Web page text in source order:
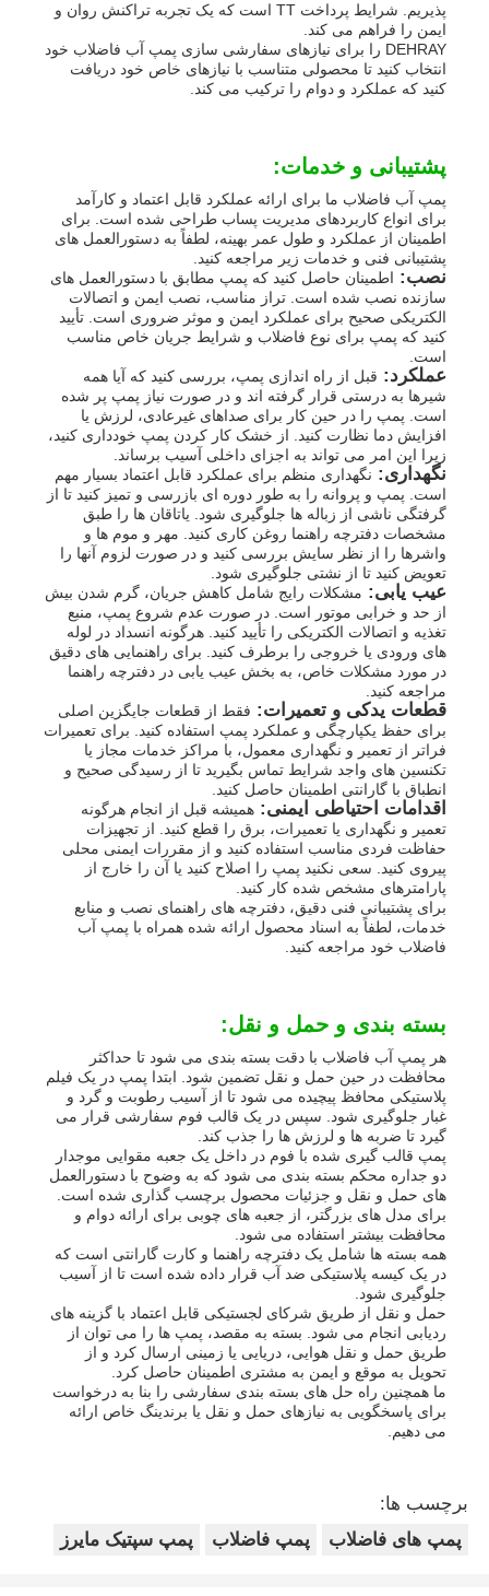
پذیریم. شرایط پرداخت TT است که یک تجربه تراکنش روان و
ایمن را فراهم می کند.
DEHRAY را برای نیازهای سفارشی سازی پمپ آب فاضلاب خود
انتخاب کنید تا محصولی متناسب با نیازهای خاص خود دریافت
کنید که عملکرد و دوام را ترکیب می کند.
پشتیبانی و خدمات:
پمپ آب فاضلاب ما برای ارائه عملکرد قابل اعتماد و کارآمد
برای انواع کاربردهای مدیریت پساب طراحی شده است. برای
اطمینان از عملکرد و طول عمر بهینه، لطفاً به دستورالعمل های
پشتیبانی فنی و خدمات زیر مراجعه کنید.
نصب: اطمینان حاصل کنید که پمپ مطابق با دستورالعمل های
سازنده نصب شده است. تراز مناسب، نصب ایمن و اتصالات
الکتریکی صحیح برای عملکرد ایمن و موثر ضروری است. تأیید
کنید که پمپ برای نوع فاضلاب و شرایط جریان خاص مناسب
است.
عملکرد: قبل از راه اندازی پمپ، بررسی کنید که آیا همه
شیرها به درستی قرار گرفته اند و در صورت نیاز پمپ پر شده
است. پمپ را در حین کار برای صداهای غیرعادی، لرزش یا
افزایش دما نظارت کنید. از خشک کار کردن پمپ خودداری کنید،
زیرا این امر می تواند به اجزای داخلی آسیب برساند.
نگهداری: نگهداری منظم برای عملکرد قابل اعتماد بسیار مهم
است. پمپ و پروانه را به طور دوره ای بازرسی و تمیز کنید تا از
گرفتگی ناشی از زباله ها جلوگیری شود. یاتاقان ها را طبق
مشخصات دفترچه راهنما روغن کاری کنید. مهر و موم ها و
واشرها را از نظر سایش بررسی کنید و در صورت لزوم آنها را
تعویض کنید تا از نشتی جلوگیری شود.
عیب یابی: مشکلات رایج شامل کاهش جریان، گرم شدن بیش
از حد و خرابی موتور است. در صورت عدم شروع پمپ، منبع
تغذیه و اتصالات الکتریکی را تأیید کنید. هرگونه انسداد در لوله
های ورودی یا خروجی را برطرف کنید. برای راهنمایی های دقیق
در مورد مشکلات خاص، به بخش عیب یابی در دفترچه راهنما
مراجعه کنید.
قطعات یدکی و تعمیرات: فقط از قطعات جایگزین اصلی
برای حفظ یکپارچگی و عملکرد پمپ استفاده کنید. برای تعمیرات
فراتر از تعمیر و نگهداری معمول، با مراکز خدمات مجاز یا
تکنسین های واجد شرایط تماس بگیرید تا از رسیدگی صحیح و
انطباق با گارانتی اطمینان حاصل کنید.
اقدامات احتیاطی ایمنی:همیشه قبل از انجام هرگونه
تعمیر و نگهداری یا تعمیرات، برق را قطع کنید. از تجهیزات
حفاظت فردی مناسب استفاده کنید و از مقررات ایمنی محلی
پیروی کنید. سعی نکنید پمپ را اصلاح کنید یا آن را خارج از
پارامترهای مشخص شده کار کنید.
برای پشتیبانی فنی دقیق، دفترچه های راهنمای نصب و منابع
خدمات، لطفاً به اسناد محصول ارائه شده همراه با پمپ آب
فاضلاب خود مراجعه کنید.
بسته بندی و حمل و نقل:
هر پمپ آب فاضلاب با دقت بسته بندی می شود تا حداکثر
محافظت در حین حمل و نقل تضمین شود. ابتدا پمپ در یک فیلم
پلاستیکی محافظ پیچیده می شود تا از آسیب رطوبت و گرد و
غبار جلوگیری شود. سپس در یک قالب فوم سفارشی قرار می
گیرد تا ضربه ها و لرزش ها را جذب کند.
پمپ قالب گیری شده با فوم در داخل یک جعبه مقوایی موجدار
دو جداره محکم بسته بندی می شود که به وضوح با دستورالعمل
های حمل و نقل و جزئیات محصول برچسب گذاری شده است.
برای مدل های بزرگتر، از جعبه های چوبی برای ارائه دوام و
محافظت بیشتر استفاده می شود.
همه بسته ها شامل یک دفترچه راهنما و کارت گارانتی است که
در یک کیسه پلاستیکی ضد آب قرار داده شده است تا از آسیب
جلوگیری شود.
حمل و نقل از طریق شرکای لجستیکی قابل اعتماد با گزینه های
ردیابی انجام می شود. بسته به مقصد، پمپ ها را می توان از
طریق حمل و نقل هوایی، دریایی یا زمینی ارسال کرد و از
تحویل به موقع و ایمن به مشتری اطمینان حاصل کرد.
ما همچنین راه حل های بسته بندی سفارشی را بنا به درخواست
برای پاسخگویی به نیازهای حمل و نقل یا برندینگ خاص ارائه
می دهیم.
برچسب ها:
پمپ های فاضلاب
پمپ فاضلاب پمپ سپتیک مایرز